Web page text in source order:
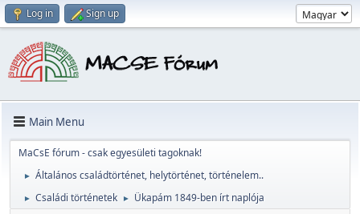
Log in Sign up
Main Menu
MaCsE fórum - csak egyesületi tagoknak!
► Általános családtörténet, helytörténet, történelem..
► Családi történetek ► Ükapám 1849-ben írt naplója